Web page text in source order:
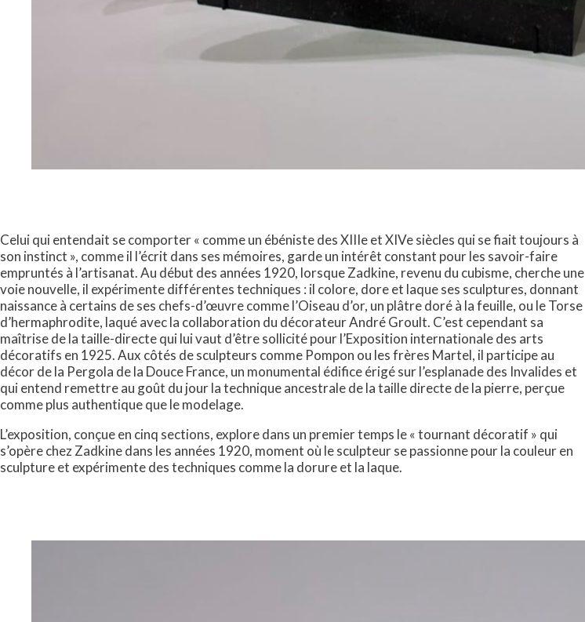
Celui qui entendait se comporter « comme un ébéniste des XIIIe et XIVe siècles qui se fiait toujours à
son instinct », comme il l’écrit dans ses mémoires, garde un intérêt constant pour les savoir-faire
empruntés à l’artisanat. Au début des années 1920, lorsque Zadkine, revenu du cubisme, cherche une
voie nouvelle, il expérimente différentes techniques : il colore, dore et laque ses sculptures, donnant
naissance à certains de ses chefs-d’œuvre comme l’Oiseau d’or, un plâtre doré à la feuille, ou le Torse
d’hermaphrodite, laqué avec la collaboration du décorateur André Groult. C’est cependant sa
maîtrise de la taille-directe qui lui vaut d’être sollicité pour l’Exposition internationale des arts
décoratifs en 1925. Aux côtés de sculpteurs comme Pompon ou les frères Martel, il participe au
décor de la Pergola de la Douce France, un monumental édifice érigé sur l’esplanade des Invalides et
qui entend remettre au goût du jour la technique ancestrale de la taille directe de la pierre, perçue
comme plus authentique que le modelage.
L’exposition, conçue en cinq sections, explore dans un premier temps le « tournant décoratif » qui
s’opère chez Zadkine dans les années 1920, moment où le sculpteur se passionne pour la couleur en
sculpture et expérimente des techniques comme la dorure et la laque.